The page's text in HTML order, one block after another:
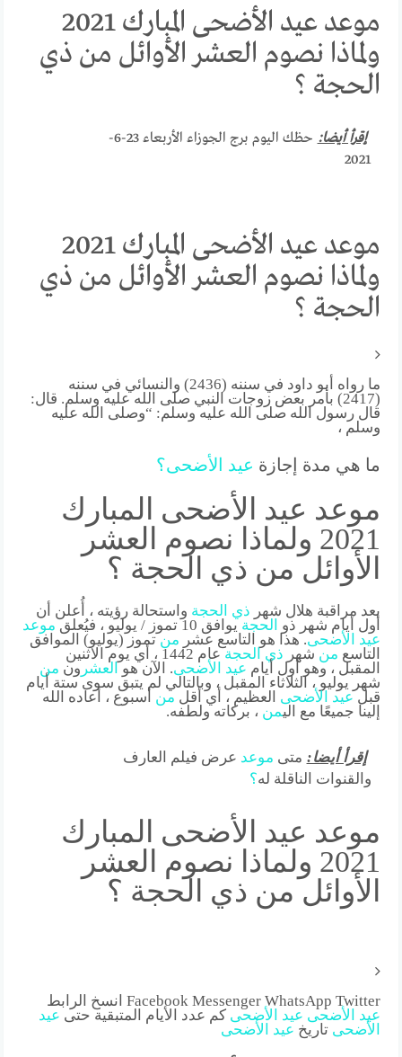
موعد عيد الأضحى المبارك 2021
ولماذا نصوم العشر الأوائل من ذي
الحجة ؟
إقرأ أيضا:
حظك اليوم برج الجوزاء الأربعاء 23-6-
2021
موعد عيد الأضحى المبارك 2021
ولماذا نصوم العشر الأوائل من ذي
الحجة ؟
ما رواه أبو داود في سننه (2436) والنسائي في سننه
(2417) بأمر بعض زوجات النبي صلى الله عليه وسلم. قال:
قال رسول الله صلى الله عليه وسلم: “وصلى الله عليه
وسلم ،
ما هي مدة إجازة عيد الأضحى؟
موعد عيد الأضحى المبارك
2021 ولماذا نصوم العشر
الأوائل من ذي الحجة ؟
بعد مراقبة هلال شهر ذي الحجة واستحالة رؤيته ، أُعلن أن
أول أيام شهر ذو
الحجة يوافق 10 تموز / يوليو ، فيُعلق
موعد
عيد
الأضحى . هذا هو التاسع عشر من تموز (يوليو) الموافق
التاسع من شهر ذي الحجة
عام 1442 ، أي يوم الاثنين
المقبل ، وهو أول أيام عيد الأضحى . الآن هو العشر ون من
شهر يوليو ، الثلاثاء المقبل ، وبالتالي لم يتبق سوى ستة أيام
قبل عيد الأضحى العظيم ، أي أقل من أسبوع ، أعاده الله
إلينا جميعًا مع اليمن ، بركاته ولطفه.
إقرأ أيضا: متى موعد عرض فيلم العارف
والقنوات الناقلة له؟
موعد عيد الأضحى المبارك
2021 ولماذا نصوم العشر
الأوائل من ذي الحجة ؟
Facebook Messenger WhatsApp Twitter انسخ الرابط
عيد
الأضحى عيد الأضحى كم عدد الأيام المتبقية حتى عيد
الأضحى تاريخ عيد الأضحى